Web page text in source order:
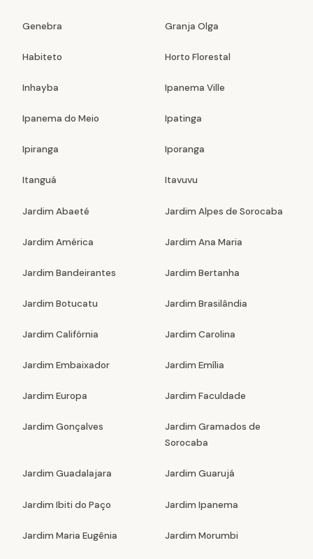
Genebra Granja Olga
Habiteto Horto Florestal
Inhayba Ipanema Ville
Ipanema do Meio Ipatinga
Ipiranga Iporanga
Itanguá Itavuvu
Jardim Abaeté Jardim Alpes de Sorocaba
Jardim América Jardim Ana Maria
Jardim Bandeirantes Jardim Bertanha
Jardim Botucatu Jardim Brasilândia
Jardim Califórnia Jardim Carolina
Jardim Embaixador Jardim Emília
Jardim Europa Jardim Faculdade
Jardim Gonçalves
Jardim Gramados de
Sorocaba
Jardim Guadalajara Jardim Guarujá
Jardim Ibiti do Paço Jardim Ipanema
Jardim Maria Eugênia Jardim Morumbi